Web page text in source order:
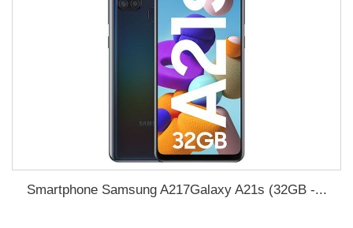
Smartphone Samsung A217Galaxy A21s (32GB -...